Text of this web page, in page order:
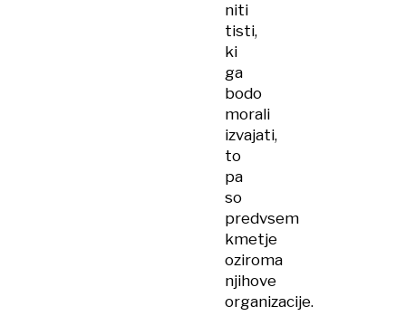
niti
tisti,
ki
ga
bodo
morali
izvajati,
to
pa
so
predvsem
kmetje
oziroma
njihove
organizacije.